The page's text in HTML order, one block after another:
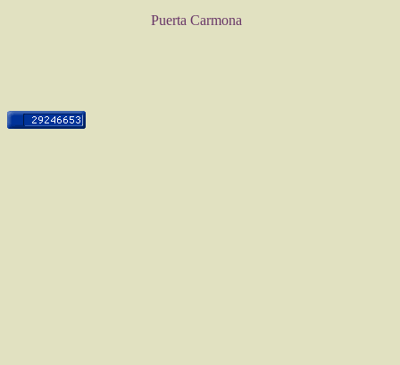
Puerta Carmona